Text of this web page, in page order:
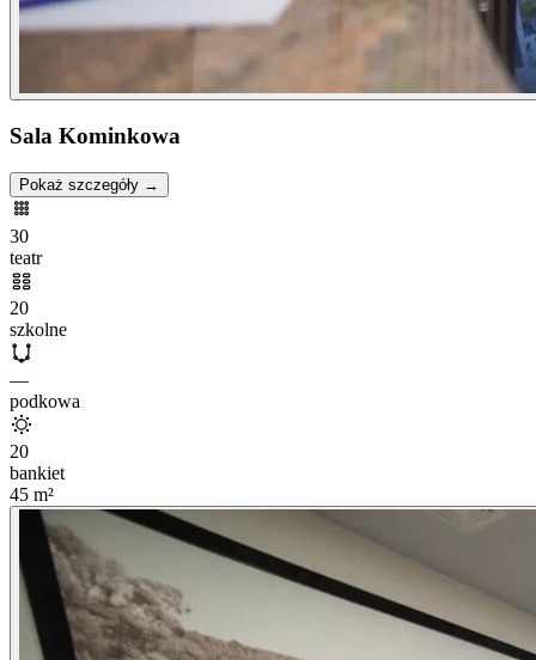
Sala Kominkowa
Pokaż szczegóły →
30
teatr
20
szkolne
—
podkowa
20
bankiet
45 m²